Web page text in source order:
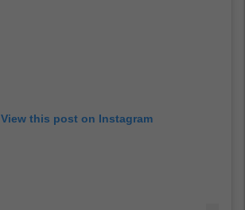
View this post on Instagram